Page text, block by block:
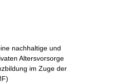
nachhaltige und
Altersvorsorge
im Zuge der